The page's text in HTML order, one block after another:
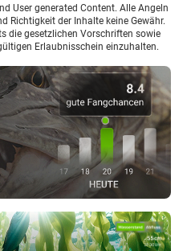
User generated Content. Alle Angeln
Richtigkeit der Inhalte keine Gewähr.
die gesetzlichen Vorschriften sowie
Erlaubnisschein einzuhalten.